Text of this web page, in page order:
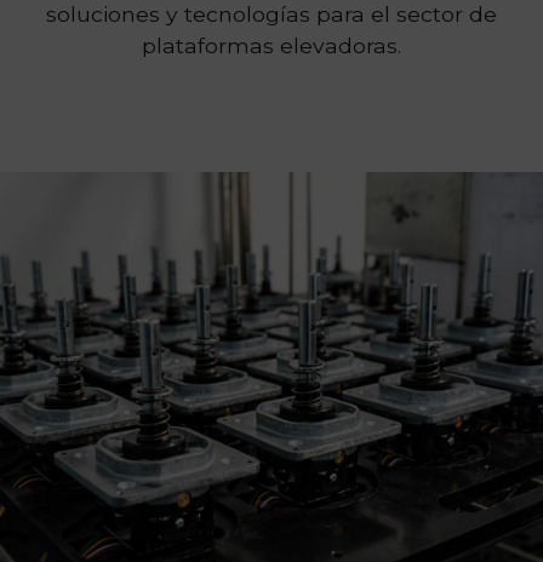
soluciones y tecnologías para el sector de
plataformas elevadoras.